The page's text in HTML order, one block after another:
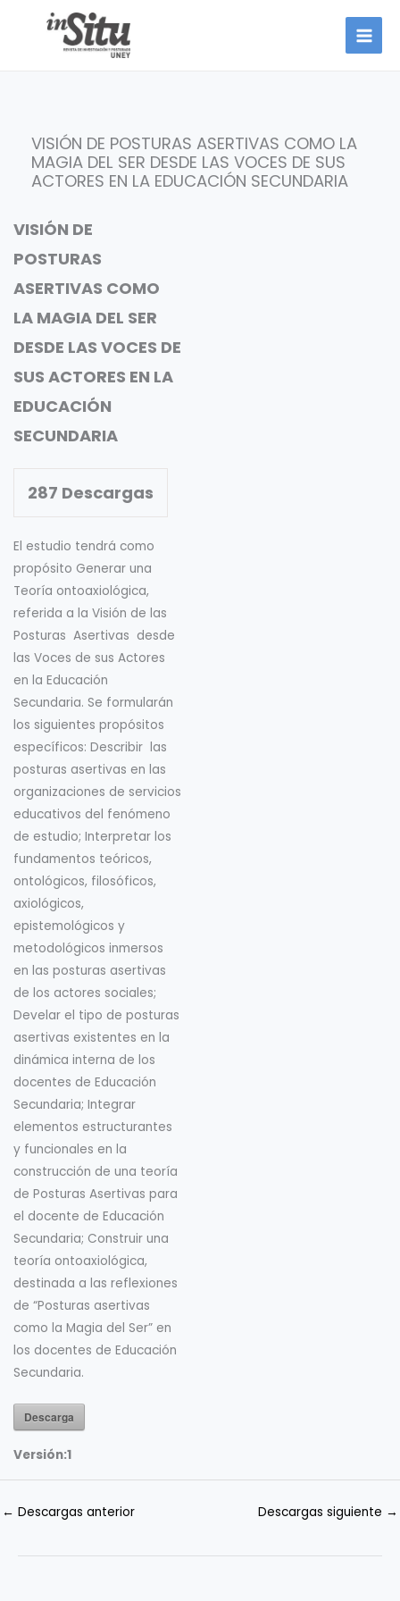
VISIÓN DE POSTURAS ASERTIVAS COMO LA
MAGIA DEL SER DESDE LAS VOCES DE SUS
ACTORES EN LA EDUCACIÓN SECUNDARIA
VISIÓN DE
POSTURAS
ASERTIVAS COMO
LA MAGIA DEL SER
DESDE LAS VOCES DE
SUS ACTORES EN LA
EDUCACIÓN
SECUNDARIA
287 Descargas
El estudio tendrá como
propósito Generar una
Teoría ontoaxiológica,
referida a la Visión de las
Posturas Asertivas desde
las Voces de sus Actores
en la Educación
Secundaria. Se formularán
los siguientes propósitos
específicos: Describir las
posturas asertivas en las
organizaciones de servicios
educativos del fenómeno
de estudio; Interpretar los
fundamentos teóricos,
ontológicos, filosóficos,
axiológicos,
epistemológicos y
metodológicos inmersos
en las posturas asertivas
de los actores sociales;
Develar el tipo de posturas
asertivas existentes en la
dinámica interna de los
docentes de Educación
Secundaria; Integrar
elementos estructurantes
y funcionales en la
construcción de una teoría
de Posturas Asertivas para
el docente de Educación
Secundaria; Construir una
teoría ontoaxiológica,
destinada a las reflexiones
de “Posturas asertivas
como la Magia del Ser” en
los docentes de Educación
Secundaria.
Descarga
Versión:1
← Descargas anterior Descargas siguiente →